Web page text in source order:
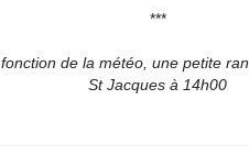
***
de la météo, une petite
St Jacques à 14h00